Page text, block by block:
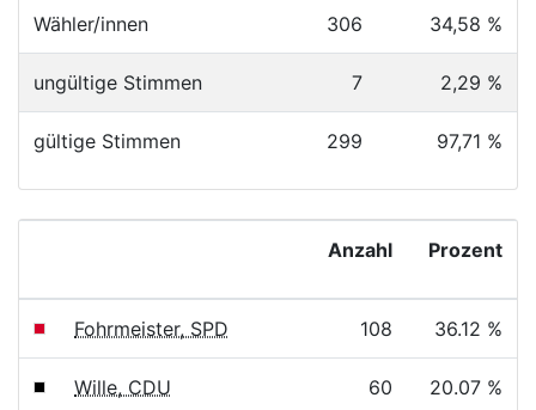
Wähler/innen 306 34,58 %
ungültige Stimmen 7 2,29 %
gültige Stimmen 299 97,71 %
Anzahl Prozent
Fohrmeister, SPD 108 36.12 %
Wille, CDU 60 20.07 %